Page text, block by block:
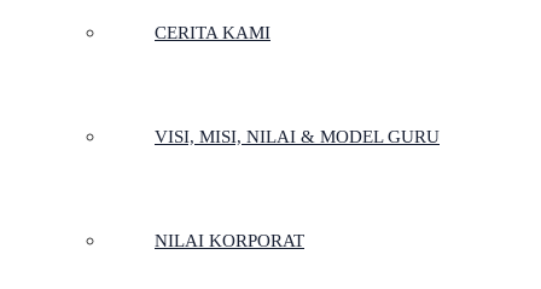
CERITA KAMI
VISI, MISI, NILAI & MODEL GURU
NILAI KORPORAT